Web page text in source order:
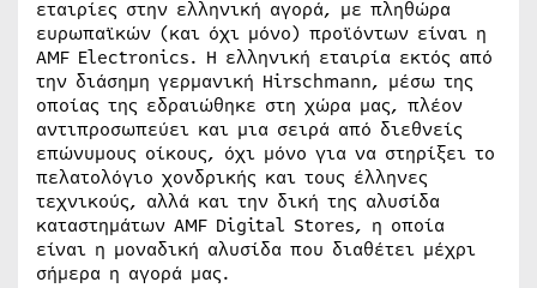
εταιρίες στην ελληνική αγορά, με πληθώρα
ευρωπαϊκών (και όχι μόνο) προϊόντων είναι η
AMF Electronics. Η ελληνική εταιρία εκτός από
την διάσημη γερμανική Hirschmann, μέσω της
οποίας της εδραιώθηκε στη χώρα μας, πλέον
αντιπροσωπεύει και μια σειρά από διεθνείς
επώνυμους οίκους, όχι μόνο για να στηρίξει το
πελατολόγιο χονδρικής και τους έλληνες
τεχνικούς, αλλά και την δική της αλυσίδα
καταστημάτων AMF Digital Stores, η οποία
είναι η μοναδική αλυσίδα που διαθέτει μέχρι
σήμερα η αγορά μας.